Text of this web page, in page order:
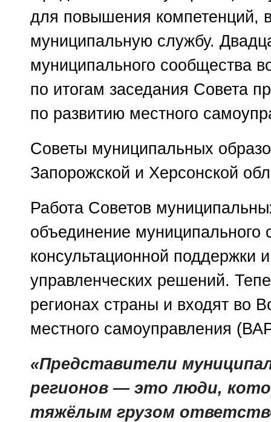
для повышения компетенций,
муниципальную службу.
муниципального сообщества
по итогам заседания Совета
по развитию местного
Советы муниципальных
Запорожской и Херсонской
Работа Советов
объединение
консультационной поддержки
управленческих решений.
регионах страны и входят во
местного самоуправления
«Представители
регионов — это люди,
тяжёлым грузом